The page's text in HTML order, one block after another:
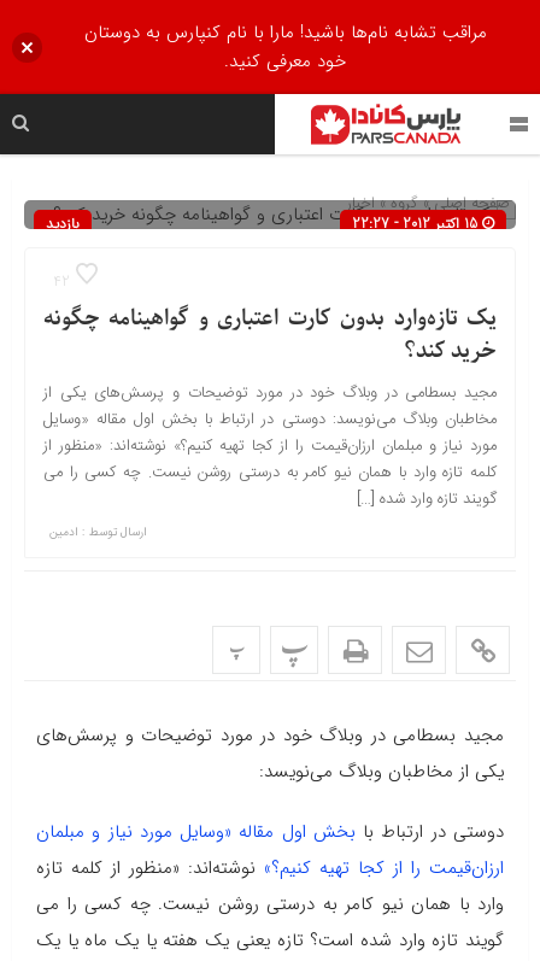
صفحه اصلی» گروه »اخبار
15 اکتبر 2012 - 22:27
بازدید
42
یک تازه‌وارد بدون کارت اعتباری و گواهینامه چگونه
خرید کند؟
مجید بسطامی در وبلاگ خود در مورد توضیحات و پرسش‌های یکی از
مخاطبان وبلاگ می‌نویسد: دوستی در ارتباط با بخش اول مقاله «وسایل
مورد نیاز و مبلمان ارزان‌قیمت را از کجا تهیه کنیم؟» نوشته‌اند: «منظور از
کلمه تازه وارد با همان نیو کامر به درستی روشن نیست. چه کسی را می
گویند تازه وارد شده […]
ارسال توسط : ادمین
پ پ
مجید بسطامی در وبلاگ خود در مورد توضیحات و پرسش‌های
یکی از مخاطبان وبلاگ می‌نویسد:
دوستی در ارتباط با بخش اول مقاله «وسایل مورد نیاز و مبلمان
ارزان‌قیمت را از کجا تهیه کنیم؟» نوشته‌اند: «منظور از کلمه تازه
وارد با همان نیو کامر به درستی روشن نیست. چه کسی را می
گویند تازه وارد شده است؟ تازه یعنی یک هفته یا یک ماه یا یک
مراقب تشابه نام‌ها باشید! مارا با نام کنپارس به دوستان
خود معرفی کنید.